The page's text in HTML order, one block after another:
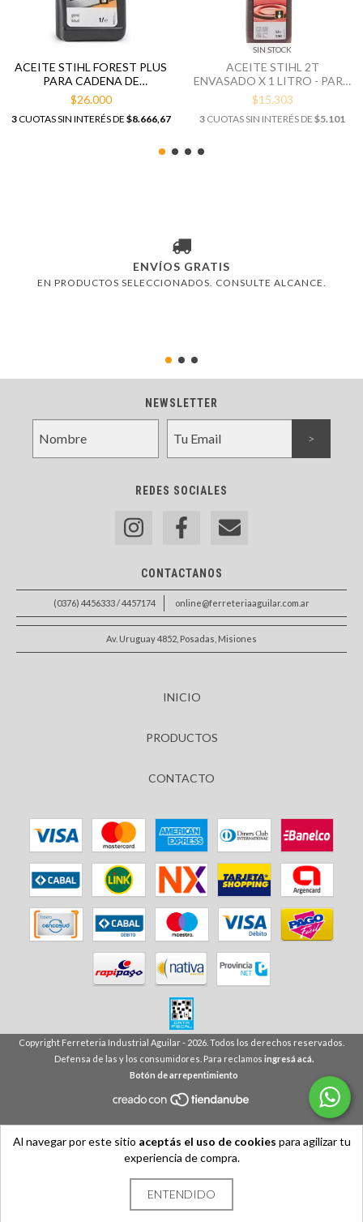
Al navegar por este sitio aceptás el uso de cookies para agilizar tu
experiencia de compra.
ENTENDIDO
ACEITE STIHL FOREST PLUS
PARA CADENA DE
MOTOSIERRA X 1 LITRO
$26.000
3CUOTAS SIN INTERÉS DE $8.666,67
SIN STOCK
ACEITE STIHL 2T
ENVASADO X 1 LITRO - PARA
50 LITROS DE COMB.
$15.303
3 CUOTAS SIN INTERÉS DE $5.101
ENVÍOS GRATIS
EN PRODUCTOS SELECCIONADOS. CONSULTE ALCANCE.
NEWSLETTER
REDES SOCIALES
CONTACTANOS
(0376) 4456333 / 4457174 online@ferreteriaaguilar.com.ar
Av. Uruguay 4852, Posadas, Misiones
INICIO
PRODUCTOS
CONTACTO
Copyright Ferreteria Industrial Aguilar - 2026. Todos los derechos reservados.
Defensa de las y los consumidores. Para reclamos ingresá acá.
Botón de arrepentimiento